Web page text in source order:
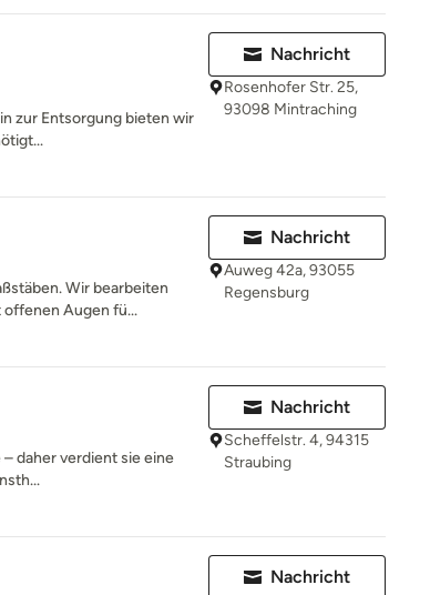
5 Sternen
zur Entsorgung bieten wir
Nachricht
Rosenhofer Str. 25,
93098 Mintraching
Wir bearbeiten
Augen fü...
Nachricht
Auweg 42a, 93055
Regensburg
daher verdient sie eine
Nachricht
Scheffelstr. 4, 94315
Straubing
Nachricht